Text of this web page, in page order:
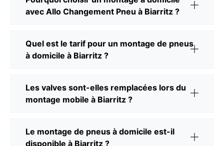
avec Allo Changement Pneu à Biarritz ?
Quel est le tarif pour un montage de pneus
à domicile à Biarritz ?
Les valves sont-elles remplacées lors du
montage mobile à Biarritz ?
Le montage de pneus à domicile est-il
disponible à Biarritz ?